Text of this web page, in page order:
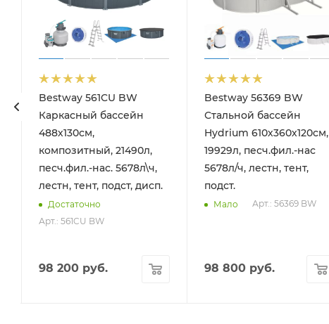
Bestway 561CU BW
Каркасный бассейн
488х130см,
композитный, 21490л,
песч.фил.-нас. 5678л\ч,
лестн, тент, подст, дисп.
Достаточно
Арт.: 561CU BW
98 200руб.
Bestway 56369 BW
Стальной бассейн
Hydrium 610х360х120см,
19929л, песч.фил.-нас
5678л/ч, лестн, тент,
подст.
Мало Арт.: 56369 BW
98 800руб.